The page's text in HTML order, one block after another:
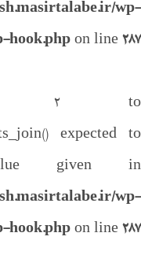
wp-
hook.php on line 287
2 to
expected to
given in
wp-
hook.php on line 287